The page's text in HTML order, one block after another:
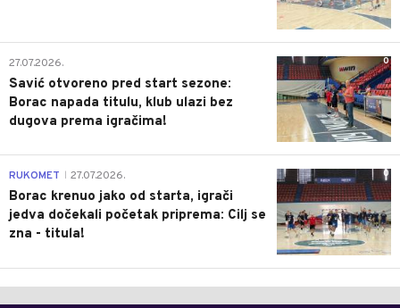
0
27.07.2026.
Savić otvoreno pred start sezone:
Borac napada titulu, klub ulazi bez
dugova prema igračima!
0
RUKOMET 27.07.2026.
Borac krenuo jako od starta, igrači
jedva dočekali početak priprema: Cilj se
zna - titula!